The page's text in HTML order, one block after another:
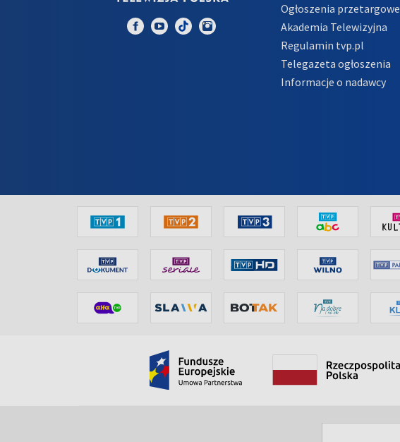
Ogłoszenia przetargowe
Akademia Telewizyjna
Regulamin tvp.pl
Telegazeta ogłoszenia
Informacje o nadawcy